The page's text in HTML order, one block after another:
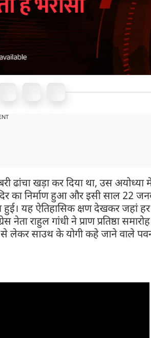
ढांचा खड़ा कर दिया था, उस अयोध्या
का निर्माण हुआ और इसी साल 22
हुई। यह ऐतिहासिक क्षण देखकर जहां हर
राहुल गांधी ने प्राण प्रतिष्ठा
से लेकर साउथ के योगी कहे जाने वाले